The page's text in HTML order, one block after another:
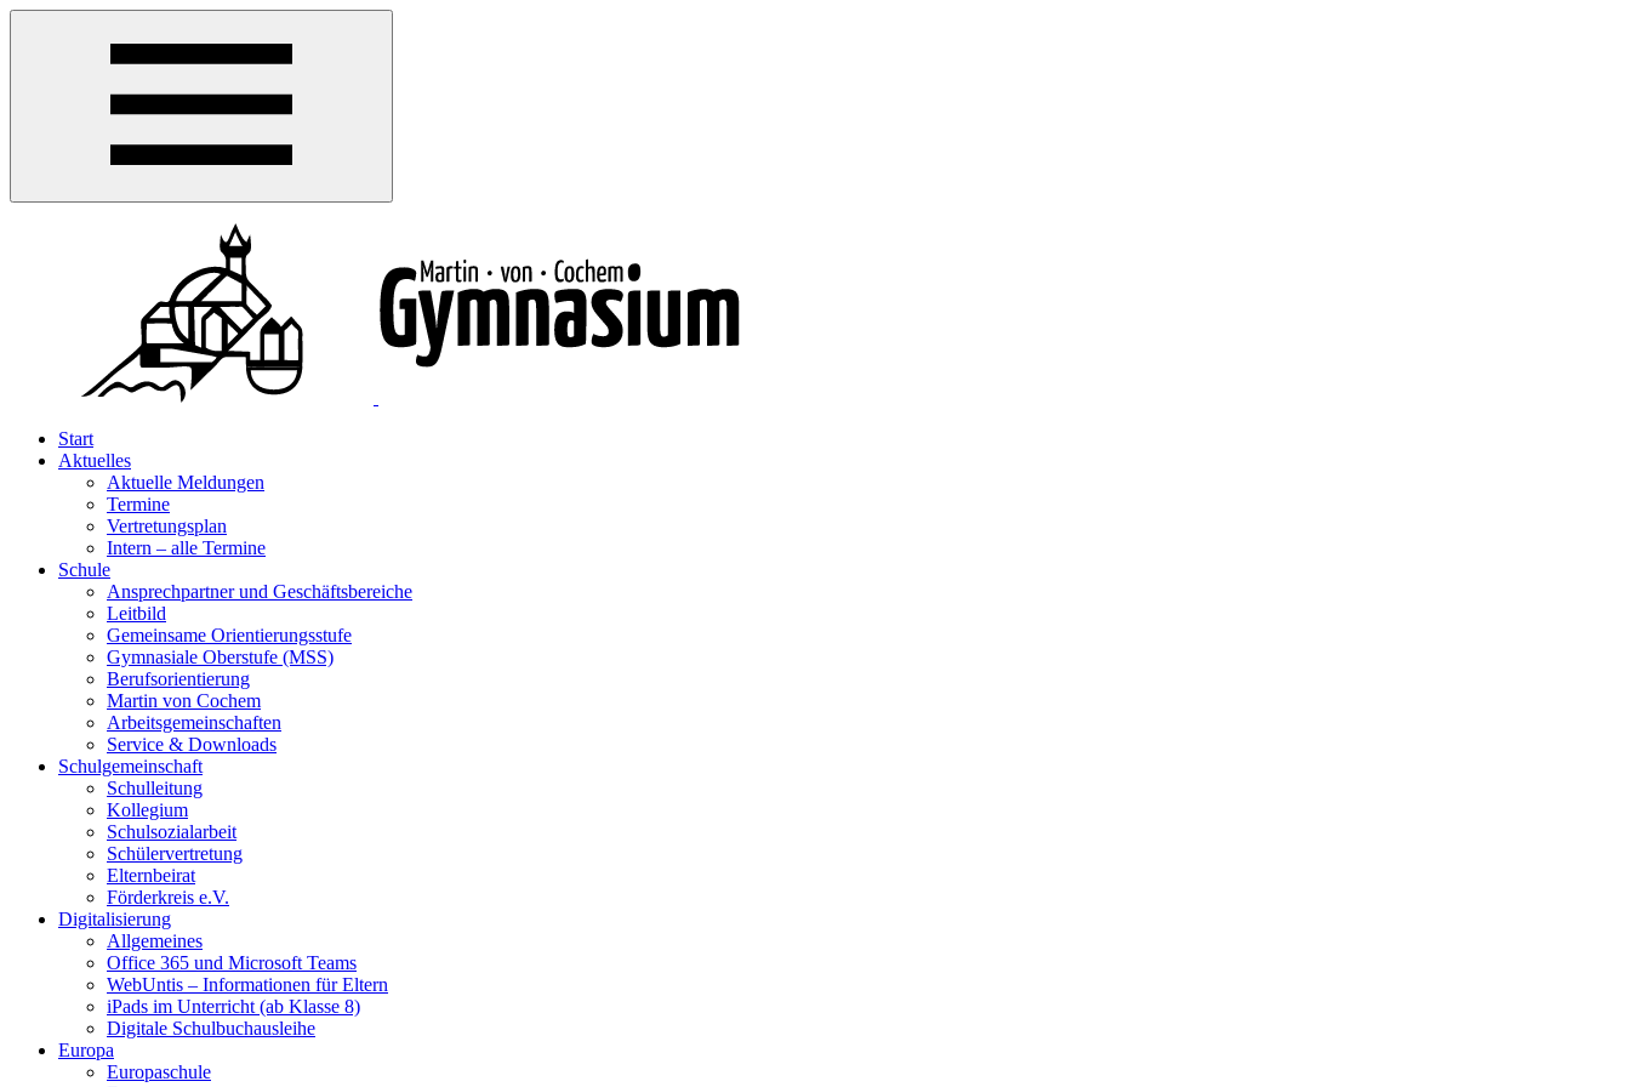
Start
Aktuelles
Aktuelle Meldungen
Termine
Vertretungsplan
Intern – alle Termine
Schule
Ansprechpartner und Geschäftsbereiche
Leitbild
Gemeinsame Orientierungsstufe
Gymnasiale Oberstufe (MSS)
Berufsorientierung
Martin von Cochem
Arbeitsgemeinschaften
Service & Downloads
Schulgemeinschaft
Schulleitung
Kollegium
Schulsozialarbeit
Schülervertretung
Elternbeirat
Förderkreis e.V.
Digitalisierung
Allgemeines
Office 365 und Microsoft Teams
WebUntis – Informationen für Eltern
iPads im Unterricht (ab Klasse 8)
Digitale Schulbuchausleihe
Europa
Europaschule